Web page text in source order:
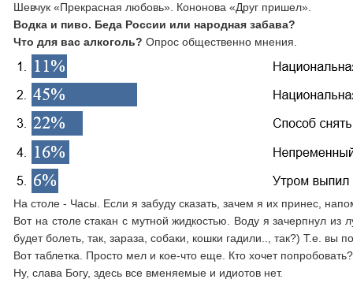
Шевчук «Прекрасная любовь». Кононова «Друг пришел».
Водка и пиво. Беда России или народная забава?
Что для вас алкоголь? Опрос общественно мнения.
На столе - Часы. Если я забуду сказать, зачем я их принес,
Вот на столе стакан с мутной жидкостью. Воду я зачерпнул
будет болеть, так, зараза, собаки, кошки гадили.., так?) Т.е. вы
Вот таблетка. Просто мел и кое-что еще. Кто хочет
Ну, слава Богу, здесь все вменяемые и идиотов нет.